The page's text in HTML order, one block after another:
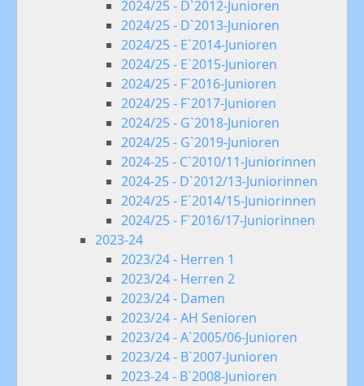
2024/25 - D`2012-Junioren
2024/25 - D`2013-Junioren
2024/25 - E`2014-Junioren
2024/25 - E`2015-Junioren
2024/25 - F`2016-Junioren
2024/25 - F`2017-Junioren
2024/25 - G`2018-Junioren
2024/25 - G`2019-Junioren
2024-25 - C`2010/11-Juniorinnen
2024-25 - D`2012/13-Juniorinnen
2024/25 - E`2014/15-Juniorinnen
2024/25 - F`2016/17-Juniorinnen
2023-24
2023/24 - Herren 1
2023/24 - Herren 2
2023/24 - Damen
2023/24 - AH Senioren
2023/24 - A`2005/06-Junioren
2023/24 - B`2007-Junioren
2023-24 - B`2008-Junioren